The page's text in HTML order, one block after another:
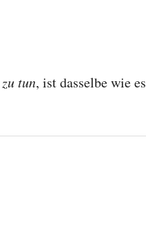
tun, ist dasselbe wie es